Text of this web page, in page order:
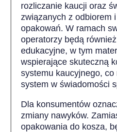
rozliczanie kaucji oraz
związanych z odbiorem
opakowań. W ramach
operatorzy będą
edukacyjne, w tym
wspierające skuteczną
systemu kaucyjnego,
system w świadomości
Dla konsumentów
zmiany nawyków.
opakowania do kosza,